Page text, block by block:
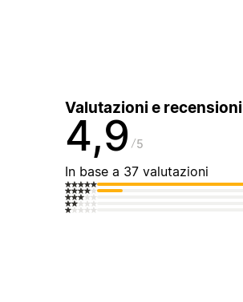
Valutazioni e recensioni
4,9 5
In base a 37 valutazioni